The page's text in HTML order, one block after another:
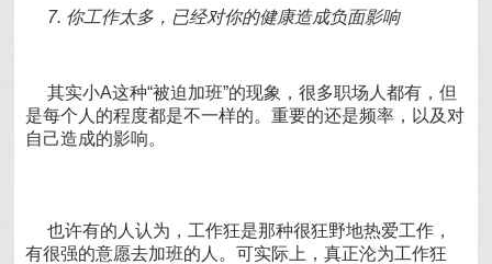
7. 你工作太多，已经对你的健康造成负面影响
其实小A这种“被迫加班”的现象，很多职场人都有，但
是每个人的程度都是不一样的。重要的还是频率，以及对
自己造成的影响。
也许有的人认为，工作狂是那种很狂野地热爱工作，
有很强的意愿去加班的人。可实际上，真正沦为工作狂